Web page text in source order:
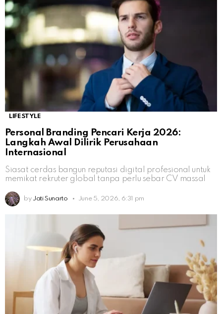
LIFESTYLE
Personal Branding Pencari Kerja 2026:
Langkah Awal Dilirik Perusahaan
Internasional
Siasat cerdas bangun reputasi digital profesional untuk
memikat rekruter global tanpa perlu sebar CV massal
by Jati Sunarto June 5, 2026, 6:31 pm